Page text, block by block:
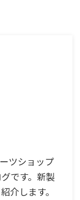
ツショップ
グです。新製
介します。